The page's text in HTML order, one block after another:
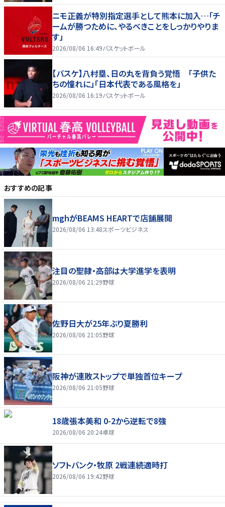
ニモ正義が特別指定選手として熊本に加入…「チ
ームが勝つために、やるべきことをしっかりやりま
す」
2026/08/06 16:49バスケットボール
【バスケ】八村塁、日の丸を背負う覚悟 「子供た
ちの憧れに」「日本代表である風格を」
2026/08/06 16:19バスケットボール
おすすめの記事
mghがBEAMS HEARTで店舗展開
2026/08/06 13:48スポーツビジネス
注目の聖隷・高部は大学進学を表明
2026/08/06 21:29野球
佐野日大が25年ぶり夏勝利
2026/08/06 21:05野球
阪神が連敗ストップで単独首位キープ
2026/08/06 21:05野球
18歳張本美和 0-2から逆転で8強
2026/08/06 20:24卓球
ソフトバンク・牧原 2戦連続適時打
2026/08/06 19:42野球